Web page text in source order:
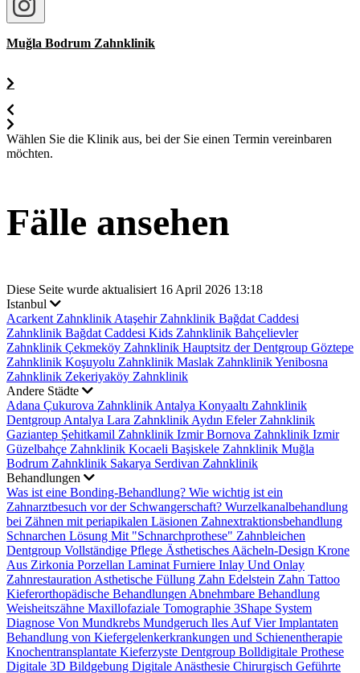
Muğla Bodrum Zahnklinik
Wählen Sie die Klinik aus, bei der Sie einen Termin vereinbaren
möchten.
Fälle ansehen
Diese Seite wurde aktualisiert 16 April 2026 13:18
Istanbul
Acarkent Zahnklinik Ataşehir Zahnklinik Bağdat Caddesi
Zahnklinik Bağdat Caddesi Kids Zahnklinik Bahçelievler
Zahnklinik Çekmeköy Zahnklinik Hauptsitz der Dentgroup Göztepe
Zahnklinik Koşuyolu Zahnklinik Maslak ZahnklinikYenibosna
Zahnklinik Zekeriyaköy Zahnklinik
Andere Städte
Adana Çukurova Zahnklinik Antalya Konyaaltı Zahnklinik
Dentgroup Antalya Lara Zahnklinik Aydın Efeler Zahnklinik
Gaziantep Şehitkamil Zahnklinik Izmir Bornova Zahnklinik Izmir
Güzelbahçe Zahnklinik Kocaeli Başiskele Zahnklinik Muğla
Bodrum Zahnklinik Sakarya Serdivan Zahnklinik
Behandlungen
Was ist eine Bonding-Behandlung? Wie wichtig ist ein
Zahnarztbesuch vor der Schwangerschaft? Wurzelkanalbehandlung
bei Zähnen mit periapikalen Läsionen Zahnextraktionsbehandlung
Schnarchen Lösung Mit "Schnarchprothese" Zahnbleichen
Dentgroup Vollständige Pflege Ästhetisches Aächeln-Design Krone
Aus Zirkonia Porzellan Laminat Furniere Inlay Und Onlay
Zahnrestauration Asthetische Füllung Zahn Edelstein Zahn Tattoo
Kieferorthopädische Behandlungen Abnehmbare Behandlung
Weisheitszähne Maxillofaziale Tomographie 3Shape System
Diagnose Von Mundkrebs Mundgeruch lles Auf Vier Implantaten
Behandlung von Kiefergelenkerkrankungen und Schienentherapie
Knochentransplantate Kieferzyste Dentgroup Bolldigitale Prothese
Digitale 3D Bildgebung Digitale Anästhesie Chirurgisch Geführte